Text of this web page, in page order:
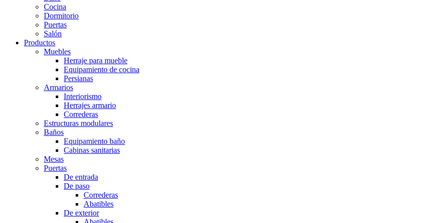
Cocina
Dormitorio
Puertas
Salón
Productos
Muebles
Herraje para mueble
Equipamiento de cocina
Persianas
Armarios
Interiorismo
Herrajes armario
Correderas
Estructuras modulares
Baños
Equipamiento baño
Cabinas sanitarias
Mesas
Puertas
De entrada
De paso
Correderas
Abatibles
De exterior